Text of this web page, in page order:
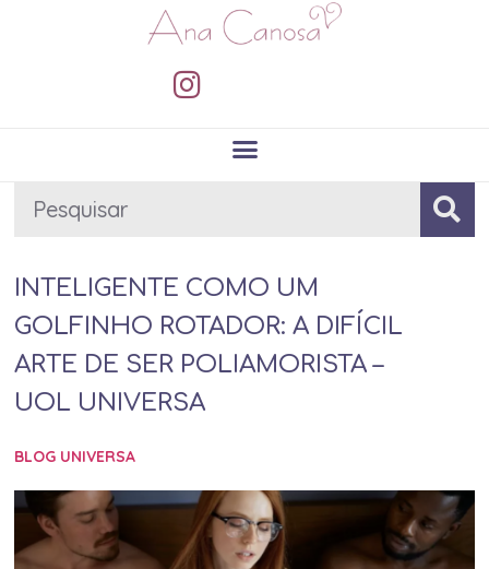
INTELIGENTE COMO UM
GOLFINHO ROTADOR: A DIFÍCIL
ARTE DE SER POLIAMORISTA –
UOL UNIVERSA
BLOG UNIVERSA